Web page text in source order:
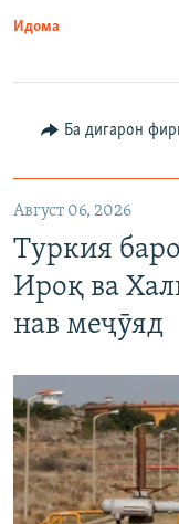
Идома
Ба дигарон
Август 06, 2026
Туркия
Ироқ ва
нав меҷӯяд